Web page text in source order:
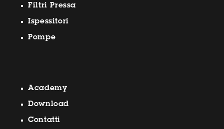
Filtri Pressa
Ispessitori
Pompe
Academy
Download
Contatti